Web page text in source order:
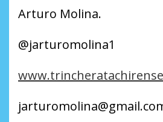
Arturo Molina.
@jarturomolina1